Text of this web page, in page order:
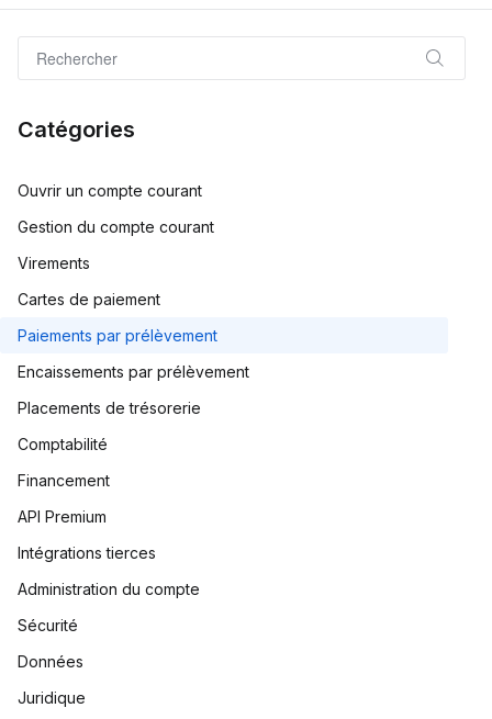
Catégories
Ouvrir un compte courant
Gestion du compte courant
Virements
Cartes de paiement
Paiements par prélèvement
Encaissements par prélèvement
Placements de trésorerie
Comptabilité
Financement
API Premium
Intégrations tierces
Administration du compte
Sécurité
Données
Juridique